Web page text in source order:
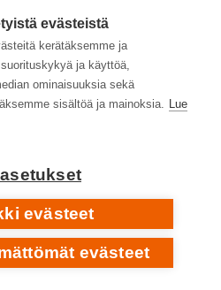
•Intrigue[1986]
evästeistä
kerätäksemme ja
ja käyttöä,
ominaisuuksia sekä
sisältöä ja mainoksia. Lue
evästeet
evästeet